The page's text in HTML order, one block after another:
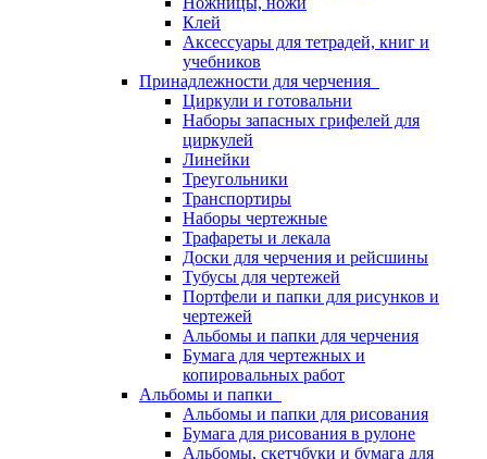
Клей
Аксессуары для тетрадей, книг и
учебников
Принадлежности для черчения
Циркули и готовальни
Наборы запасных грифелей для
циркулей
Линейки
Треугольники
Транспортиры
Наборы чертежные
Трафареты и лекала
Доски для черчения и рейсшины
Тубусы для чертежей
Портфели и папки для рисунков и
чертежей
Альбомы и папки для черчения
Бумага для чертежных и
копировальных работ
Альбомы и папки
Альбомы и папки для рисования
Бумага для рисования в рулоне
Альбомы, скетчбуки и бумага для